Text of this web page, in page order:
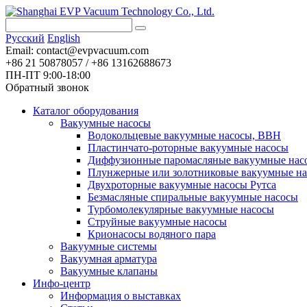
Pусский English
Email: contact@evpvacuum.com
+86 21 50878057 / +86 13162688673
ПН-ПТ 9:00-18:00
Обратный звонок
Каталог оборудования
Вакуумные насосы
Водокольцевые вакуумные насосы, ВВН
Пластинчато-роторные вакуумные насосы
Диффузионные паромасляные вакуумные
Плунжерные или золотниковые вакуумные
Двухроторные вакуумные насосы Рутса
Безмасляные спиральные вакуумные насосы
Турбомолекулярные вакуумные насосы
Струйные вакуумные насосы
Крионасосы водяного пара
Вакуумные системы
Вакуумная арматура
Вакуумные клапаны
Инфо-центр
Информация о выставках